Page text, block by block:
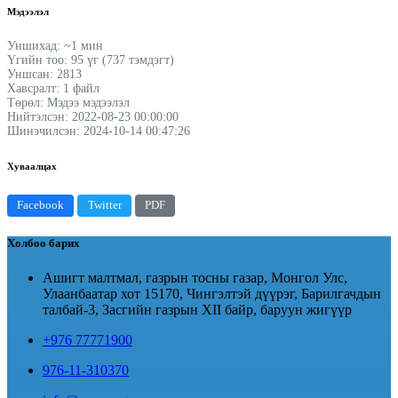
Мэдээлэл
Уншихад: ~1 мин
Үгийн тоо: 95 үг (737 тэмдэгт)
Уншсан: 2813
Хавсралт: 1 файл
Төрөл: Мэдээ мэдээлэл
Нийтэлсэн: 2022-08-23 00:00:00
Шинэчилсэн: 2024-10-14 00:47:26
Хуваалцах
Facebook Twitter PDF
Холбоо барих
Ашигт малтмал, газрын тосны газар, Монгол Улс,
Улаанбаатар хот 15170, Чингэлтэй дүүрэг, Барилгачдын
талбай-3, Засгийн газрын XII байр, баруун жигүүр
+976 77771900
976-11-310370